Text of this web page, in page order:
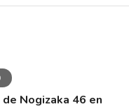
Nogizaka 46 en